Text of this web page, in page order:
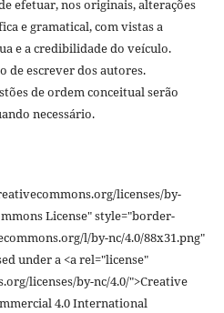
efetuar, nos originais, alterações
e gramatical, com vistas a
e a credibilidade do veículo.
de escrever dos autores.
de ordem conceitual serão
necessário.
licenses/by-
License" style="border-
l/by-nc/4.0/88x31.png"
under a <a rel="license"
licenses/by-nc/4.0/">Creative
4.0 International